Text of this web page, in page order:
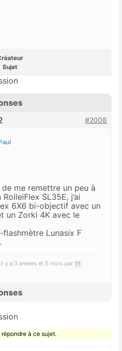
Sujet
#2008
de me remettre un peu à
SL35E, j’ai
6X6 bi-objectif avec un
un Zorki 4K avec le
flashmètre Lunasix F
y a 3 années et 5 mois par
à ce sujet.